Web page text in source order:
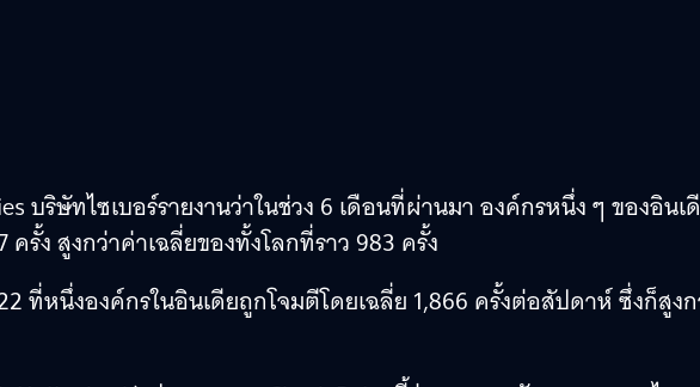
บริษัทไซเบอร์รายงานว่าในช่วง 6 เดือนที่ผ่านมา องค์กรหนึ่ง ๆ ของอินเ
ครั้ง สูงกว่าค่าเฉลี่ยของทั้งโลกที่ราว 983 ครั้ง
ที่หนึ่งองค์กรในอินเดียถูกโจมตีโดยเฉลี่ย 1,866 ครั้งต่อสัปดาห์ ซึ่งก็สูง